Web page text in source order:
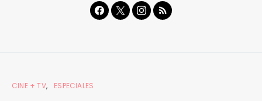
CINE + TV ESPECIALES